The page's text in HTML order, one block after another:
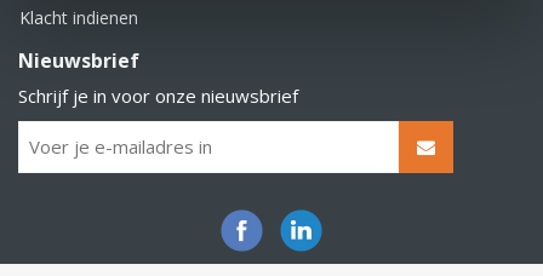
Klacht indienen
Nieuwsbrief
Schrijf je in voor onze nieuwsbrief